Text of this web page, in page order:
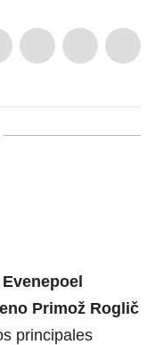
Primož Roglič
principales